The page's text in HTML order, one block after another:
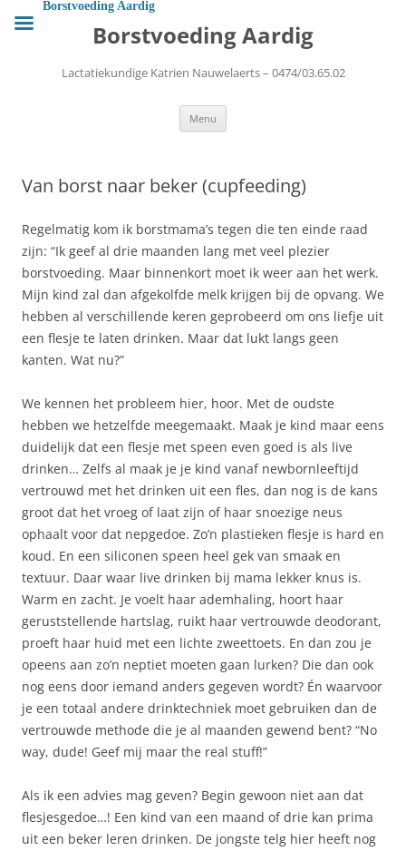
naar
de Borstvoeding Aardig
Lactatiekundige Katrien Nauwelaerts – 0474/03.65.02
Menu
Van borst naar beker (cupfeeding)
Regelmatig kom ik borstmama’s tegen die ten einde raad
zijn: “Ik geef al drie maanden lang met veel plezier
borstvoeding. Maar binnenkort moet ik weer aan het werk.
Mijn kind zal dan afgekolfde melk krijgen bij de opvang. We
hebben al verschillende keren geprobeerd om ons liefje uit
een flesje te laten drinken. Maar dat lukt langs geen
kanten. Wat nu?”
We kennen het probleem hier, hoor. Met de oudste
hebben we hetzelfde meegemaakt. Maak je kind maar eens
duidelijk dat een flesje met speen even goed is als live
drinken… Zelfs al maak je je kind vanaf newbornleeftijd
vertrouwd met het drinken uit een fles, dan nog is de kans
groot dat het vroeg of laat zijn of haar snoezige neus
ophaalt voor dat nepgedoe. Zo’n plastieken flesje is hard en
koud. En een siliconen speen heel gek van smaak en
textuur. Daar waar live drinken bij mama lekker knus is.
Warm en zacht. Je voelt haar ademhaling, hoort haar
geruststellende hartslag, ruikt haar vertrouwde deodorant,
proeft haar huid met een lichte zweettoets. En dan zou je
opeens aan zo’n neptiet moeten gaan lurken? Die dan ook
nog eens door iemand anders gegeven wordt? Én waarvoor
je een totaal andere drinktechniek moet gebruiken dan de
vertrouwde methode die je al maanden gewend bent? “No
way, dude! Geef mij maar the real stuff!”
Als ik een advies mag geven? Begin gewoon niet aan dat
flesjesgedoe…! Een kind van een maand of drie kan prima
uit een beker leren drinken. De jongste telg hier heeft nog
Borstvoeding Aardig